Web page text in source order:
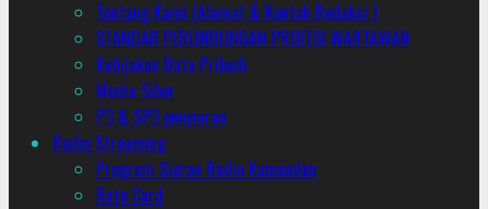
Tentang Kami (Alamat & Kontak Redaksi )
STANDAR PERLINDUNGAN PROFESI WARTAWAN
Kebijakan Data Pribadi
Media Siber
P3 & SP3 penyiaran
Radio Streaming
Program Siaran Radio Kamundan
Rate Card